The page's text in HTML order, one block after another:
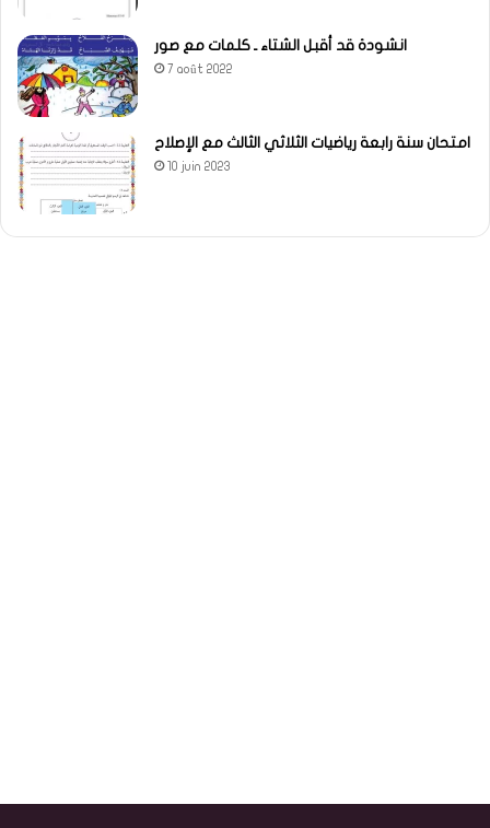
انشودة قد أقبل الشتاء ـ كلمات مع صور
7 août 2022
امتحان سنة رابعة رياضيات الثلاثي الثالث مع الإصلاح
10 juin 2023